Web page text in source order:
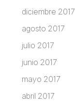
diciembre 2017
agosto 2017
julio 2017
junio 2017
mayo 2017
abril 2017